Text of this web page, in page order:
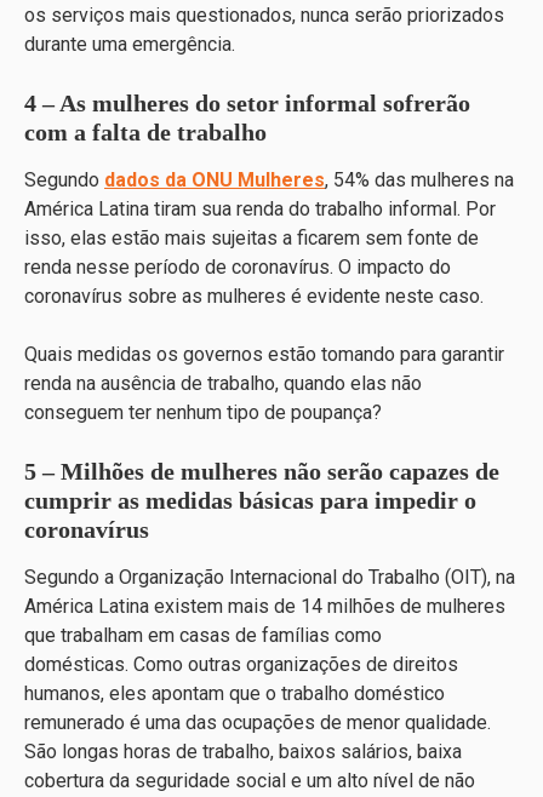
os serviços mais questionados, nunca serão priorizados
durante uma emergência.
4 – As mulheres do setor informal sofrerão
com a falta de trabalho
Segundo dados da ONU Mulheres, 54% das mulheres na
América Latina tiram sua renda do trabalho informal. Por
isso, elas estão mais sujeitas a ficarem sem fonte de
renda nesse período de coronavírus. O impacto do
coronavírus sobre as mulheres é evidente neste caso.
Quais medidas os governos estão tomando para garantir
renda na ausência de trabalho, quando elas não
conseguem ter nenhum tipo de poupança?
5 – Milhões de mulheres não serão capazes de
cumprir as medidas básicas para impedir o
coronavírus
Segundo a Organização Internacional do Trabalho (OIT), na
América Latina existem mais de 14 milhões de mulheres
que trabalham em casas de famílias como
domésticas. Como outras organizações de direitos
humanos, eles apontam que o trabalho doméstico
remunerado é uma das ocupações de menor qualidade.
São longas horas de trabalho, baixos salários, baixa
cobertura da seguridade social e um alto nível de não